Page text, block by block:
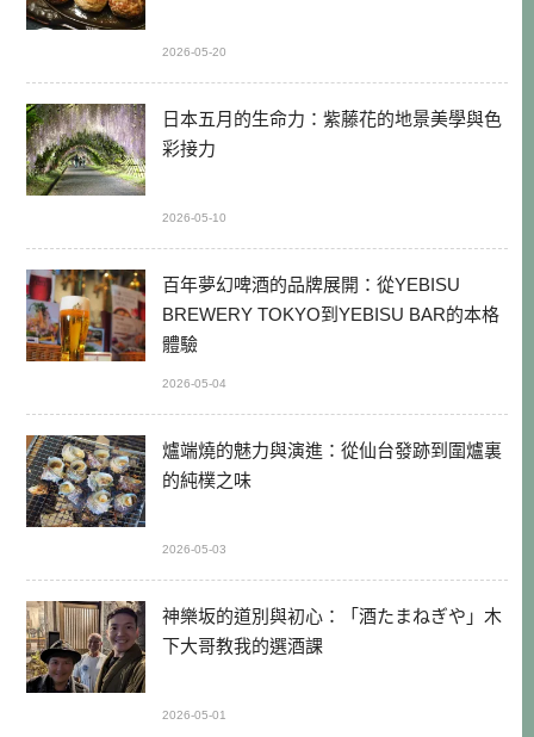
2026-05-20
日本五月的生命力：紫藤花的地景美學與色
彩接力
2026-05-10
百年夢幻啤酒的品牌展開：從YEBISU
BREWERY TOKYO到YEBISU BAR的本格
體驗
2026-05-04
爐端燒的魅力與演進：從仙台發跡到圍爐裏
的純樸之味
2026-05-03
神樂坂的道別與初心：「酒たまねぎや」木
下大哥教我的選酒課
2026-05-01